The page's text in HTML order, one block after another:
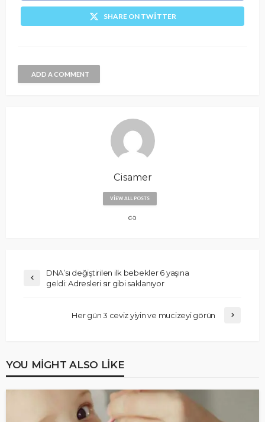
SHARE ON TWITTER
ADD A COMMENT
Cisamer
VIEW ALL POSTS
DNA’sı değiştirilen ilk bebekler 6 yaşına
geldi: Adresleri sır gibi saklanıyor
Her gün 3 ceviz yiyin ve mucizeyi görün
YOU MIGHT ALSO LIKE